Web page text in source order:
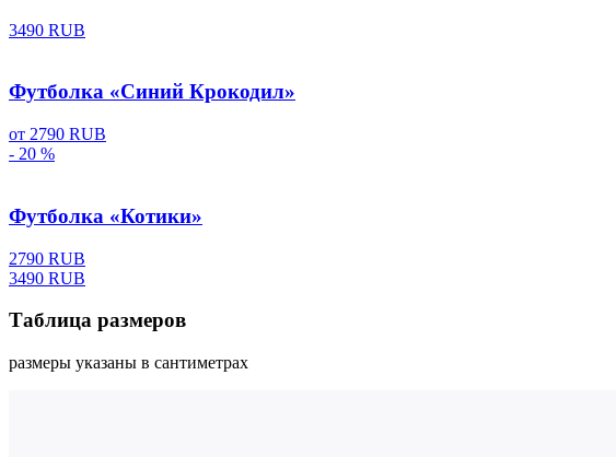
3490 RUB
Футболка «Синий Крокодил»
от 2790 RUB
- 20 %
Футболка «Котики»
2790 RUB
3490 RUB
Таблица размеров
размеры указаны в сантиметрах